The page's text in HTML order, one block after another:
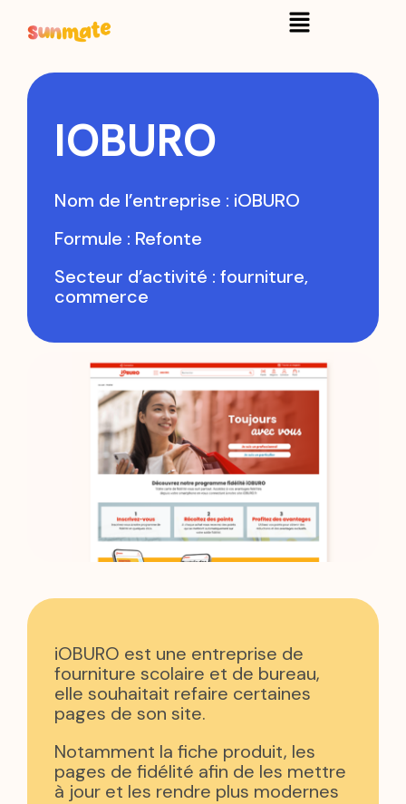
IOBURO
Nom de l’entreprise : iOBURO
Formule : Refonte
Secteur d’activité : fourniture,
commerce
iOBURO est une entreprise de
fourniture scolaire et de bureau,
elle souhaitait refaire certaines
pages de son site.
Notamment la fiche produit, les
pages de fidélité afin de les mettre
à jour et les rendre plus modernes